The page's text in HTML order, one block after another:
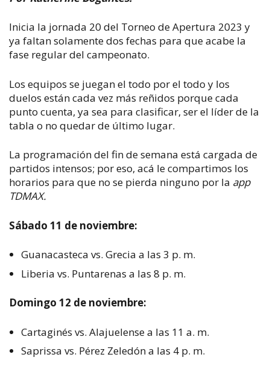
Inicia la jornada 20 del Torneo de Apertura 2023 y
ya faltan solamente dos fechas para que acabe la
fase regular del campeonato.
Los equipos se juegan el todo por el todo y los
duelos están cada vez más reñidos porque cada
punto cuenta, ya sea para clasificar, ser el líder de la
tabla o no quedar de último lugar.
La programación del fin de semana está cargada de
partidos intensos; por eso, acá le compartimos los
horarios para que no se pierda ninguno por la app
TDMAX.
Sábado 11 de noviembre:
Guanacasteca vs. Grecia a las 3 p. m.
Liberia vs. Puntarenas a las 8 p. m.
Domingo 12 de noviembre:
Cartaginés vs. Alajuelense a las 11 a. m.
Saprissa vs. Pérez Zeledón a las 4 p. m.